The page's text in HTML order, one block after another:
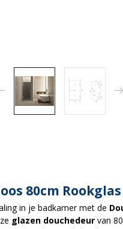
80cm Rookglas
in je badkamer met de
glazen douchedeur van